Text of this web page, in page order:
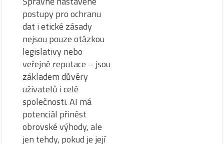
postupy pro ochranu
dat i etické zásady
nejsou pouze otázkou
legislativy nebo
veřejné reputace – jsou
základem důvěry
uživatelů i celé
společnosti. AI má
potenciál přinést
obrovské výhody, ale
jen tehdy, pokud je její